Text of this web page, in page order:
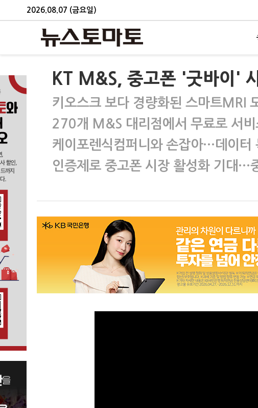
2026.08.07 (금요일)
KT M&S, 중고폰 '굿바이'
키오스크 보다 경량화된 스마트MRI
270개 M&S 대리점에서 무료로 서비
케이포렌식컴퍼니와 손잡아…데이터
인증제로 중고폰 시장 활성화 기대…